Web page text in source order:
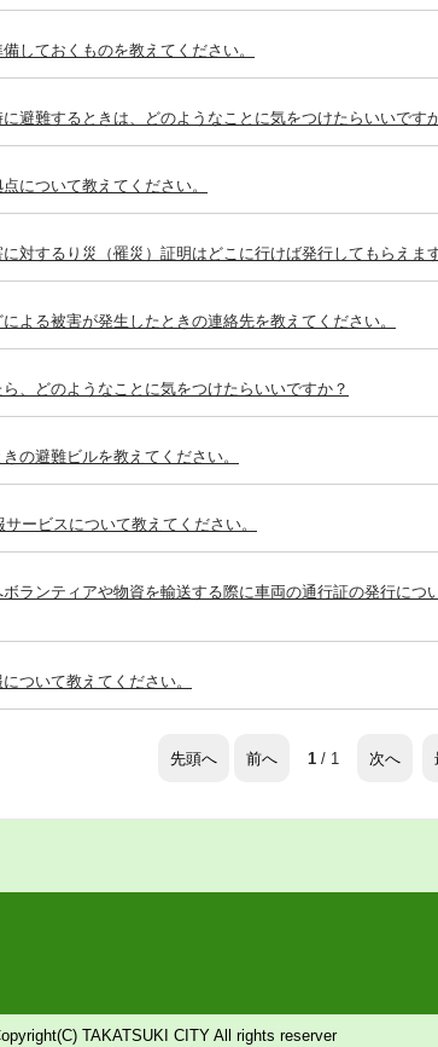
しておくものを教えてください。
避難するときは、どのようなことに気をつけたらいいです
について教えてください。
対するり災（罹災）証明はどこに行けば発行してもらえます
よる被害が発生したときの連絡先を教えてください。
、どのようなことに気をつけたらいいですか？
の避難ビルを教えてください。
ービスについて教えてください。
ランティアや物資を輸送する際に車両の通行証の発行につ
ついて教えてください。
先頭へ 前へ 1 / 1 次へ
TAKATSUKI CITY All rights reserver